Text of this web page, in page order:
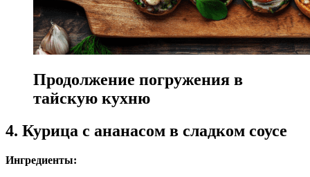
Продолжение погружения в
тайскую кухню
4. Курица с ананасом в сладком соусе
Ингредиенты: